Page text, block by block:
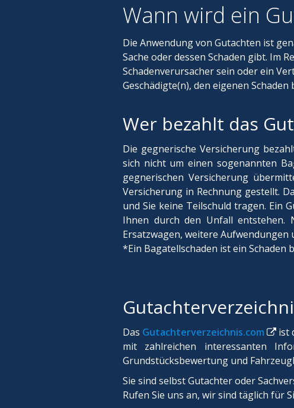
Wann wird ein
Die Anwendung von Gutachten ist
Sache oder dessen Schaden gibt. Im
Schadenverursacher sein oder ein
Geschädigte(n), den eigenen
Wer bezahlt das
Die gegnerische Versicherung
sich nicht um einen sogenannten
gegnerischen Versicherung
Versicherung in Rechnung gestellt.
und Sie keine Teilschuld tragen. Ein
Ihnen durch den Unfall entstehen.
Ersatzwagen, weitere
*Ein Bagatellschaden ist ein Schaden
Das Gutachterverzeichnis.com ⁣
ist
mit zahlreichen interessanten
Grundstücksbewertung und
Sie sind selbst Gutachter oder
Rufen Sie uns an, wir sind täglich für